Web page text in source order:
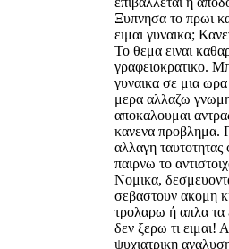
Ξυπνησα το πρωι
ειμαι γυναικα;
Το θεμα ειναι
γραφειοκρατικο.
γυναικα σε μια
μερα αλλαζω
αποκαλουμαι
κανενα προβλημα.
αλλαγη ταυτοτητας
παιρνω το
Νομικα,
σεβαστουν ακομη
τρολαρω ή απλα τα
δεν ξερω τι ειμαι!
ψυχιατρικη